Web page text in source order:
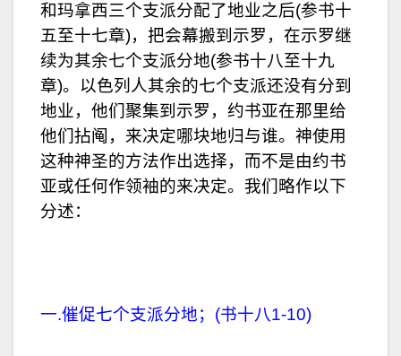
和玛拿西三个支派分配了地业之后(参书十
五至十七章)，把会幕搬到示罗，在示罗继
续为其余七个支派分地(参书十八至十九
章)。以色列人其余的七个支派还没有分到
地业，他们聚集到示罗，约书亚在那里给
他们拈阄，来决定哪块地归与谁。神使用
这种神圣的方法作出选择，而不是由约书
亚或任何作领袖的来决定。我们略作以下
分述：
一.催促七个支派分地；(书十八1-10)